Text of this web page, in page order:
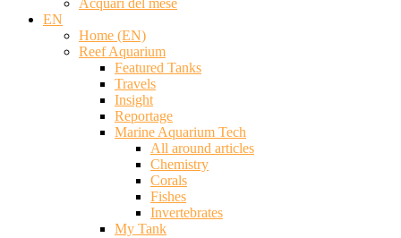
Acquari del mese
EN
Home (EN)
Reef Aquarium
Featured Tanks
Travels
Insight
Reportage
Marine Aquarium Tech
All around articles
Chemistry
Corals
Fishes
Invertebrates
My Tank